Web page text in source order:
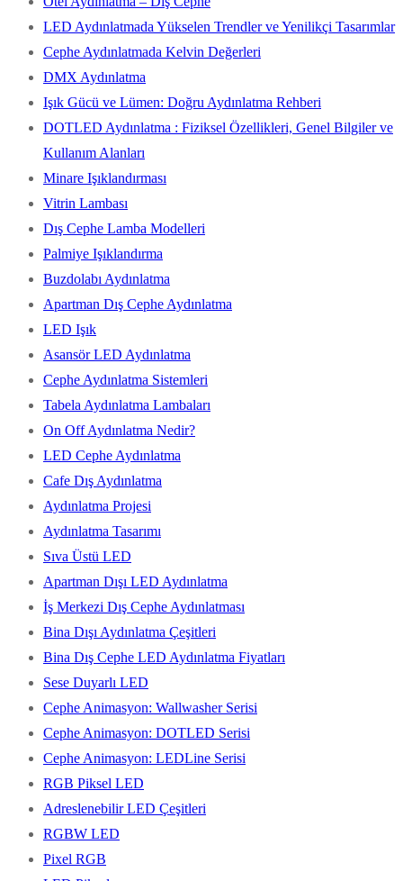
LED Aydınlatmada Yükselen Trendler ve Yenilikçi Tasarımlar
Cephe Aydınlatmada Kelvin Değerleri
DMX Aydınlatma
Işık Gücü ve Lümen: Doğru Aydınlatma Rehberi
DOTLED Aydınlatma : Fiziksel Özellikleri, Genel Bilgiler ve
Kullanım Alanları
Minare Işıklandırması
Vitrin Lambası
Dış Cephe Lamba Modelleri
Palmiye Işıklandırma
Buzdolabı Aydınlatma
Apartman Dış Cephe Aydınlatma
LED Işık
Asansör LED Aydınlatma
Cephe Aydınlatma Sistemleri
Tabela Aydınlatma Lambaları
On Off Aydınlatma Nedir?
LED Cephe Aydınlatma
Cafe Dış Aydınlatma
Aydınlatma Projesi
Aydınlatma Tasarımı
Sıva Üstü LED
Apartman Dışı LED Aydınlatma
İş Merkezi Dış Cephe Aydınlatması
Bina Dışı Aydınlatma Çeşitleri
Bina Dış Cephe LED Aydınlatma Fiyatları
Sese Duyarlı LED
Cephe Animasyon: Wallwasher Serisi
Cephe Animasyon: DOTLED Serisi
Cephe Animasyon: LEDLine Serisi
RGB Piksel LED
Adreslenebilir LED Çeşitleri
RGBW LED
Pixel RGB